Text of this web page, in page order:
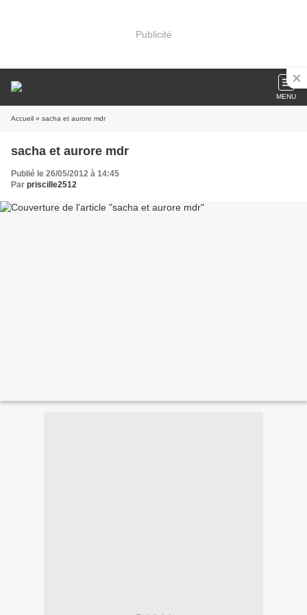
Publicité
MENU
Accueil » sacha et aurore mdr
sacha et aurore mdr
Publié le 26/05/2012 à 14:45
Par priscille2512